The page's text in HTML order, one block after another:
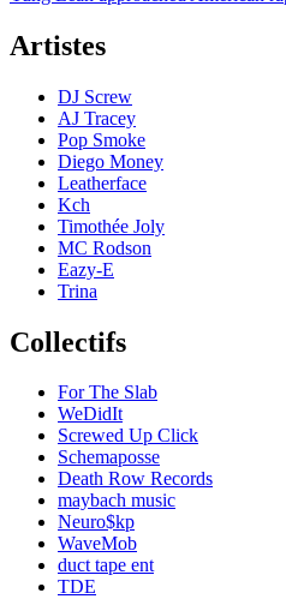
Artistes
DJ Screw
AJ Tracey
Pop Smoke
Diego Money
Leatherface
Kch
Timothée Joly
MC Rodson
Eazy-E
Trina
Collectifs
For The Slab
WeDidIt
Screwed Up Click
Schemaposse
Death Row Records
maybach music
Neuro$kp
WaveMob
duct tape ent
TDE